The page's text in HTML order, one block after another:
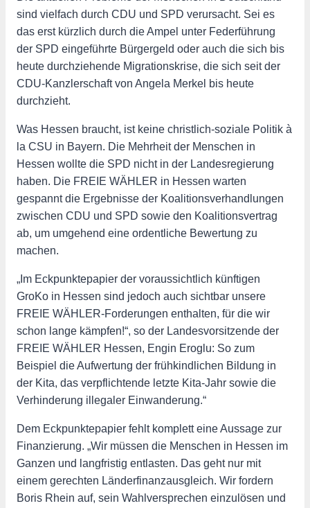
sind vielfach durch CDU und SPD verursacht. Sei es
das erst kürzlich durch die Ampel unter Federführung
der SPD eingeführte Bürgergeld oder auch die sich bis
heute durchziehende Migrationskrise, die sich seit der
CDU-Kanzlerschaft von Angela Merkel bis heute
durchzieht.
Was Hessen braucht, ist keine christlich-soziale Politik à
la CSU in Bayern. Die Mehrheit der Menschen in
Hessen wollte die SPD nicht in der Landesregierung
haben. Die FREIE WÄHLER in Hessen warten
gespannt die Ergebnisse der Koalitionsverhandlungen
zwischen CDU und SPD sowie den Koalitionsvertrag
ab, um umgehend eine ordentliche Bewertung zu
machen.
„Im Eckpunktepapier der voraussichtlich künftigen
GroKo in Hessen sind jedoch auch sichtbar unsere
FREIE WÄHLER-Forderungen enthalten, für die wir
schon lange kämpfen!“, so der Landesvorsitzende der
FREIE WÄHLER Hessen, Engin Eroglu: So zum
Beispiel die Aufwertung der frühkindlichen Bildung in
der Kita, das verpflichtende letzte Kita-Jahr sowie die
Verhinderung illegaler Einwanderung.“
Dem Eckpunktepapier fehlt komplett eine Aussage zur
Finanzierung. „Wir müssen die Menschen in Hessen im
Ganzen und langfristig entlasten. Das geht nur mit
einem gerechten Länderfinanzausgleich. Wir fordern
Boris Rhein auf, sein Wahlversprechen einzulösen und